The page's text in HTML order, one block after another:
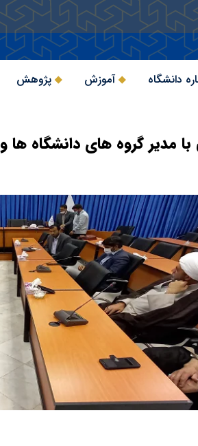
دانشگاه آموزش پژوهش
با مدیر گروه های دانشگاه